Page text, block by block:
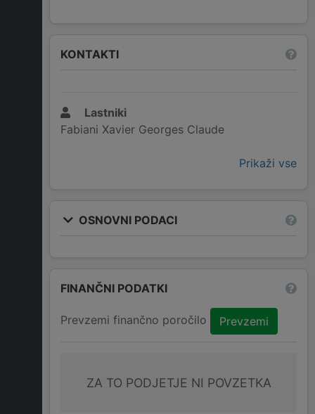
KONTAKTI
Lastniki
Fabiani Xavier Georges Claude
Prikaži vse
OSNOVNI PODACI
FINANČNI PODATKI
Prevzemi finančno poročilo Prevzemi
ZA TO PODJETJE NI POVZETKA